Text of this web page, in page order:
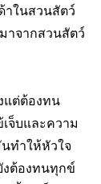
าในสวนสัตว์
าจากสวนสัตว์
แต่ต้องทน
จ็บและความ
ทำให้หัวใจ
งต้องทนทุกข์